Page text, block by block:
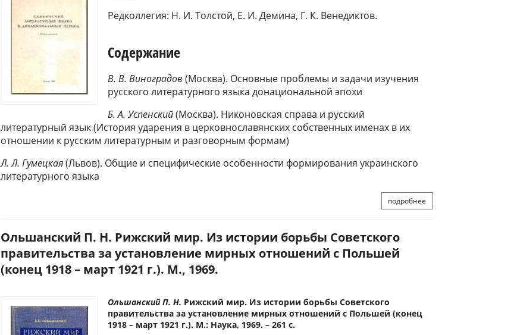
Редколлегия: Н. И. Толстой, Е. И. Демина, Г. К. Венедиктов.
Содержание
В. В. Виноградов (Москва). Основные проблемы и задачи изучения
русского литературного языка донациональной эпохи
Б. А. Успенский(Москва). Никоновская справа и русский
литературный язык (История ударения в церковнославянских собственных именах в их
отношении к русским литературным и разговорным формам)
Л. Л. Гумецкая(Львов). Общие и специфические особенности формирования украинского
литературного языка
подробнее
Ольшанский П. Н. Рижский мир. Из истории борьбы Советского
правительства за установление мирных отношений с Польшей
(конец 1918 – март 1921 г.). М., 1969.
Ольшанский П. Н. Рижский мир. Из истории борьбы Советского
правительства за установление мирных отношений с Польшей (конец
1918 – март 1921 г.). М.: Наука, 1969. – 261 с.